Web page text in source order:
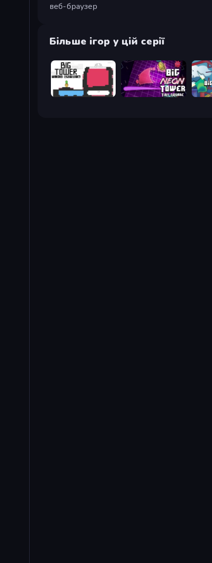
веб-браузер
Більше ігор у цій серії
Big Tower Tiny Square Big NEON Tower Tiny Square